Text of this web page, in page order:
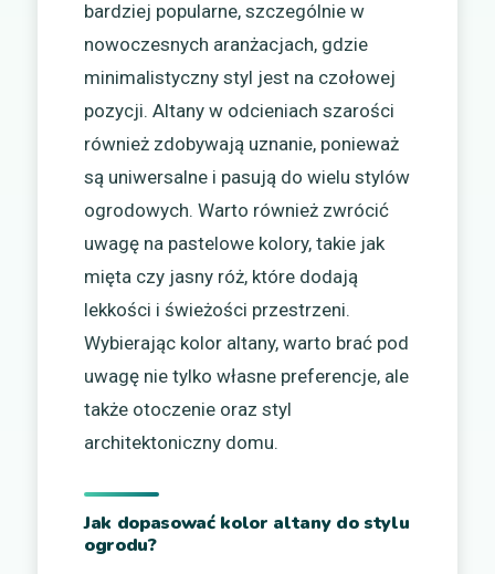
bardziej popularne, szczególnie w
nowoczesnych aranżacjach, gdzie
minimalistyczny styl jest na czołowej
pozycji. Altany w odcieniach szarości
również zdobywają uznanie, ponieważ
są uniwersalne i pasują do wielu stylów
ogrodowych. Warto również zwrócić
uwagę na pastelowe kolory, takie jak
mięta czy jasny róż, które dodają
lekkości i świeżości przestrzeni.
Wybierając kolor altany, warto brać pod
uwagę nie tylko własne preferencje, ale
także otoczenie oraz styl
architektoniczny domu.
Jak dopasować kolor altany do stylu
ogrodu?